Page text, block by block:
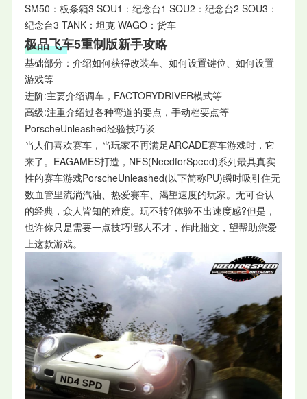
SM50：板条箱3 SOU1：纪念台1 SOU2：纪念台2 SOU3：
纪念台3 TANK：坦克 WAGO：货车
极品飞车5重制版新手攻略
基础部分：介绍如何获得改装车、如何设置键位、如何设置
游戏等
进阶:主要介绍调车，FACTORYDRIVER模式等
高级:注重介绍过各种弯道的要点，手动档要点等
PorscheUnleashed经验技巧谈
当人们喜欢赛车，当玩家不再满足ARCADE赛车游戏时，它
来了。EAGAMES打造，NFS(NeedforSpeed)系列最具真实
性的赛车游戏PorscheUnleashed(以下简称PU)瞬时吸引住无
数血管里流淌汽油、热爱赛车、渴望速度的玩家。无可否认
的经典，众人皆知的难度。玩不转?体验不出速度感?但是，
也许你只是需要一点技巧!鄙人不才，作此拙文，望帮助您爱
上这款游戏。